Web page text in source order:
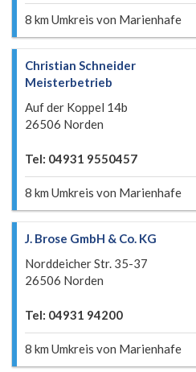
8 km Umkreis von Marienhafe
Christian Schneider
Meisterbetrieb
Auf der Koppel 14b
26506 Norden
Tel: 04931 9550457
8 km Umkreis von Marienhafe
J. Brose GmbH & Co. KG
Norddeicher Str. 35-37
26506 Norden
Tel: 04931 94200
8 km Umkreis von Marienhafe